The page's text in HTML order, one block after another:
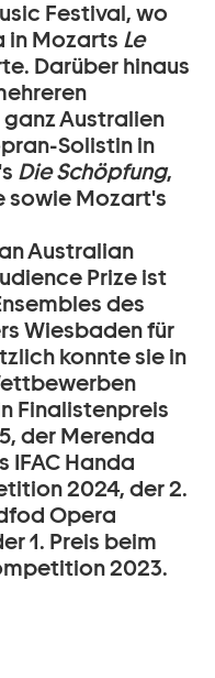
Festival, wo
in Mozarts Le
Darüber hinaus
Australien
Solistin in
Die Schöpfung,
sowie Mozart's
Australian
Prize ist
des
Wiesbaden für
konnte sie in
Finalistenpreis
der Merenda
IFAC Handa
2024, der 2.
Opera
1. Preis beim
2023.